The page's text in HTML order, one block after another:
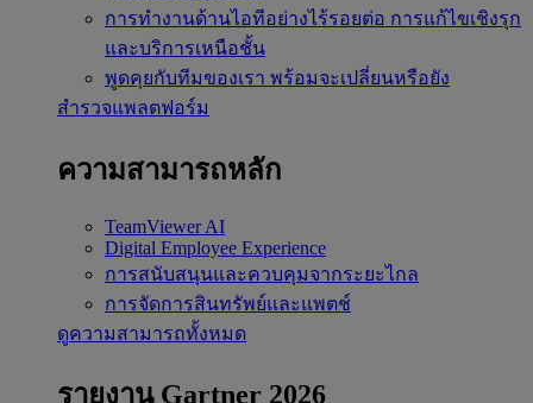
การทำงานด้านไอทีอย่างไร้รอยต่อ การแก้ไขเชิงรุก
และบริการเหนือชั้น
พูดคุยกับทีมของเรา พร้อมจะเปลี่ยนหรือยัง
สำรวจแพลตฟอร์ม
ความสามารถหลัก
TeamViewer AI
Digital Employee Experience
การสนับสนุนและควบคุมจากระยะไกล
การจัดการสินทรัพย์และแพตช์
ดูความสามารถทั้งหมด
รายงาน Gartner 2026